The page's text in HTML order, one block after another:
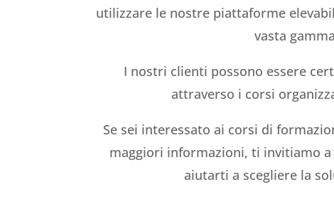
utilizzare le nostre piattaforme
vasta
I nostri clienti possono essere
attraverso i corsi
Se sei interessato ai corsi di
maggiori informazioni, ti invitiamo
aiutarti a scegliere la